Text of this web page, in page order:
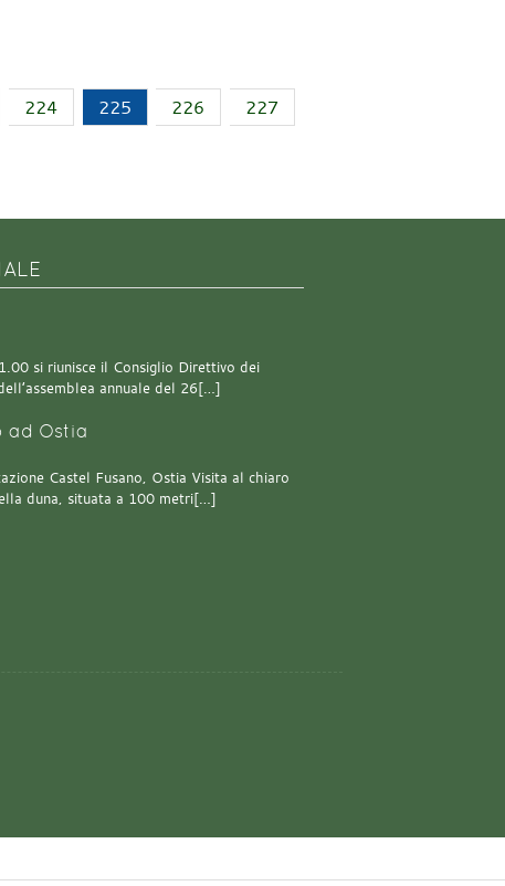
224 225 226
227
si riunisce il Consiglio Direttivo dei
annuale del 26[…]
ad Ostia
Castel Fusano, Ostia Visita al chiaro
duna, situata a 100 metri[…]